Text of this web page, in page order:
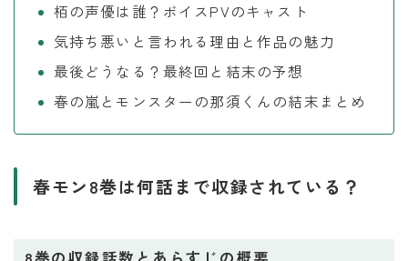
栢の声優は誰？ボイスPVのキャスト
気持ち悪いと言われる理由と作品の魅力
最後どうなる？最終回と結末の予想
春の嵐とモンスターの那須くんの結末まとめ
春モン8巻は何話まで収録されている？